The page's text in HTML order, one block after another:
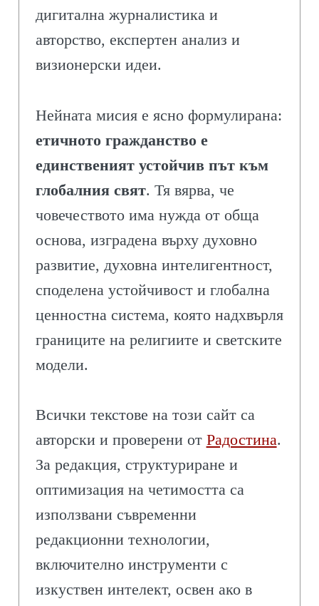
дигитална журналистика и
авторство, експертен анализ и
визионерски идеи.
Нейната мисия е ясно формулирана:
етичното гражданство е
единственият устойчив път към
глобалния свят. Тя вярва, че
човечеството има нужда от обща
основа, изградена върху духовно
развитие, духовна интелигентност,
споделена устойчивост и глобална
ценностна система, която надхвърля
границите на религиите и светските
модели.
Всички текстове на този сайт са
авторски и проверени от Радостина.
За редакция, структуриране и
оптимизация на четимостта са
използвани съвременни
редакционни технологии,
включително инструменти с
изкуствен интелект, освен ако в